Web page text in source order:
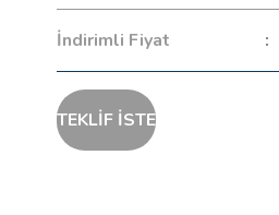
İndirimli Fiyat
TEKLİF İSTE